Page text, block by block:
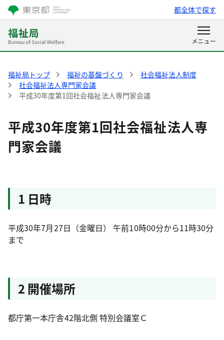
都全体で探す
福祉局トップ 福祉の基盤づくり
社会福祉法人制度
社会福祉法人専門家会議
平成30年度第1回社会福祉法人専門家会議
平成30年度第1回社会福祉法人専
門家会議
1 日時
平成30年7月27日（金曜日） 午前10時00分から11時30分
まで
2 開催場所
都庁第一本庁舎42階北側 特別会議室Ｃ